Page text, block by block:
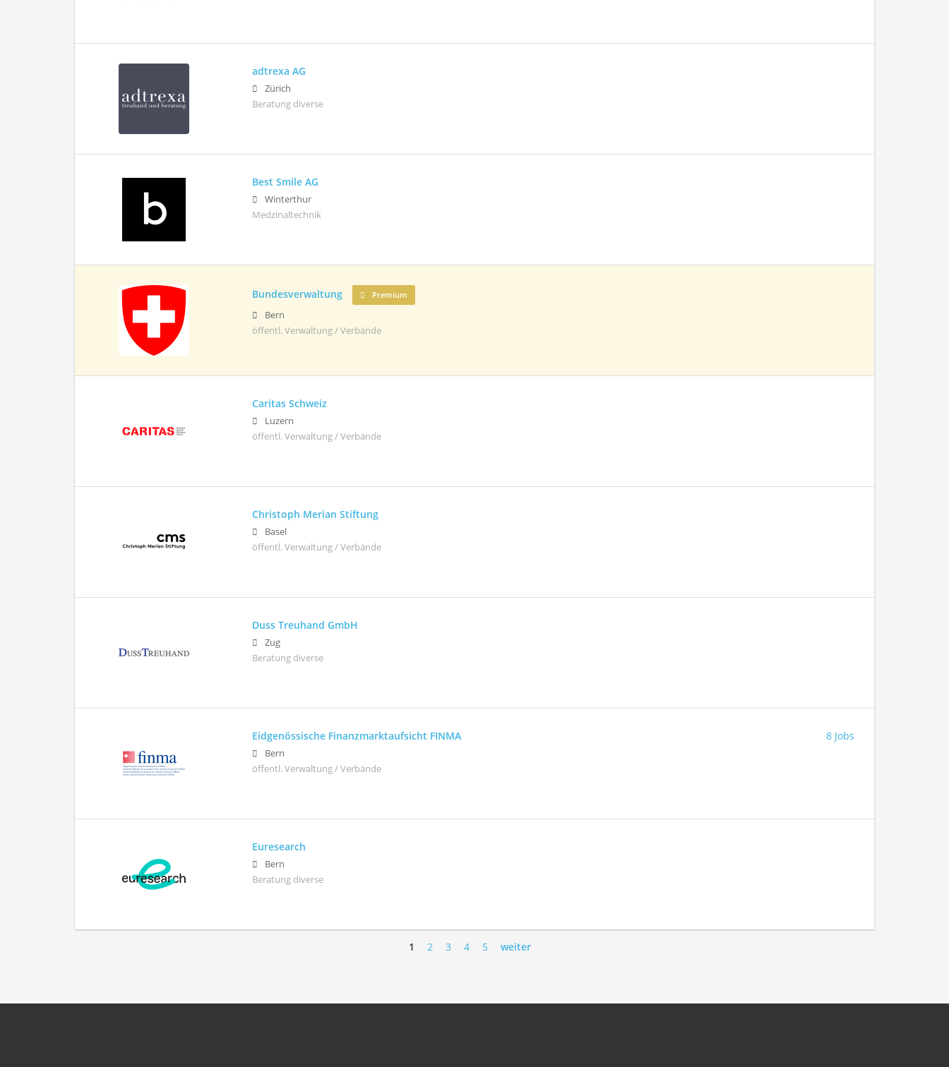
adtrexa AG
Zürich
Beratung diverse
Best Smile AG
Winterthur
Medzinaltechnik
Bundesverwaltung Premium
Bern
öffentl. Verwaltung / Verbände
Caritas Schweiz
Luzern
öffentl. Verwaltung / Verbände
Christoph Merian Stiftung
Basel
öffentl. Verwaltung / Verbände
Duss Treuhand GmbH
Zug
Beratung diverse
Eidgenössische Finanzmarktaufsicht FINMA
Bern
öffentl. Verwaltung / Verbände
8 Jobs
Euresearch
Bern
Beratung diverse
1 2 3 4 5 weiter